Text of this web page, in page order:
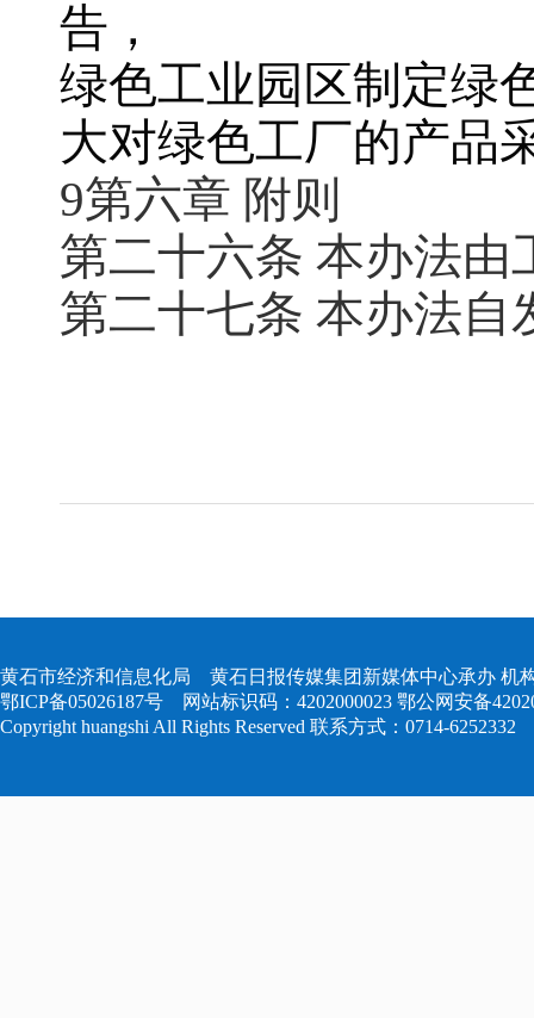
告，
绿色工业园区制定绿
大对绿色工厂的产品
9第六章 附则
第二十六条 本办法由
第二十七条 本办法自
黄石市经济和信息化局 黄石日报传媒集团新媒体中心承办 机
鄂ICP备05026187号 网站标识码：4202000023 鄂公网安备
Copyright huangshi All Rights Reserved 联系方式：0714-6252332